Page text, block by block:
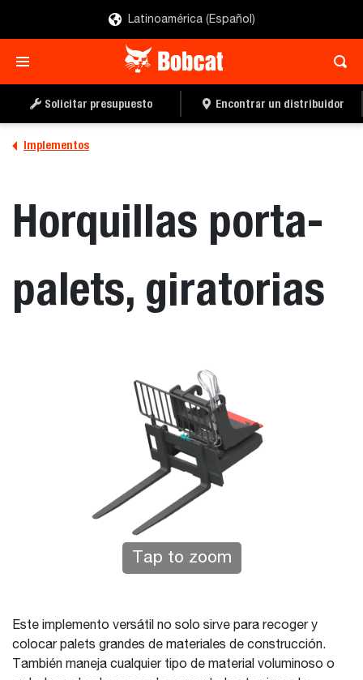
Latinoamérica (Español)
Solicitar presupuesto Encontrar un distribuidor
Implementos
Horquillas porta-
palets, giratorias
Tap to zoom
Este implemento versátil no solo sirve para recoger y
colocar palets grandes de materiales de construcción.
También maneja cualquier tipo de material voluminoso o
LOCALIZAR UN